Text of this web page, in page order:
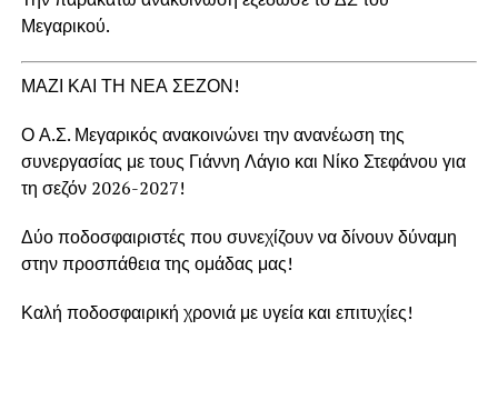
Μεγαρικού.
ΜΑΖΙ ΚΑΙ ΤΗ ΝΕΑ ΣΕΖΟΝ!
Ο Α.Σ. Μεγαρικός ανακοινώνει την ανανέωση της
συνεργασίας με τους Γιάννη Λάγιο και Νίκο Στεφάνου για
τη σεζόν 2026-2027!
Δύο ποδοσφαιριστές που συνεχίζουν να δίνουν δύναμη
στην προσπάθεια της ομάδας μας!
Καλή ποδοσφαιρική χρονιά με υγεία και επιτυχίες!